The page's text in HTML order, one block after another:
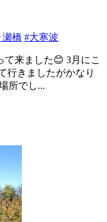
瀬橋 #大寒波
来ました😊 3月にこ
行きましたがかなり
所でし...